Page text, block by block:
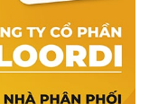
bền chặt mang